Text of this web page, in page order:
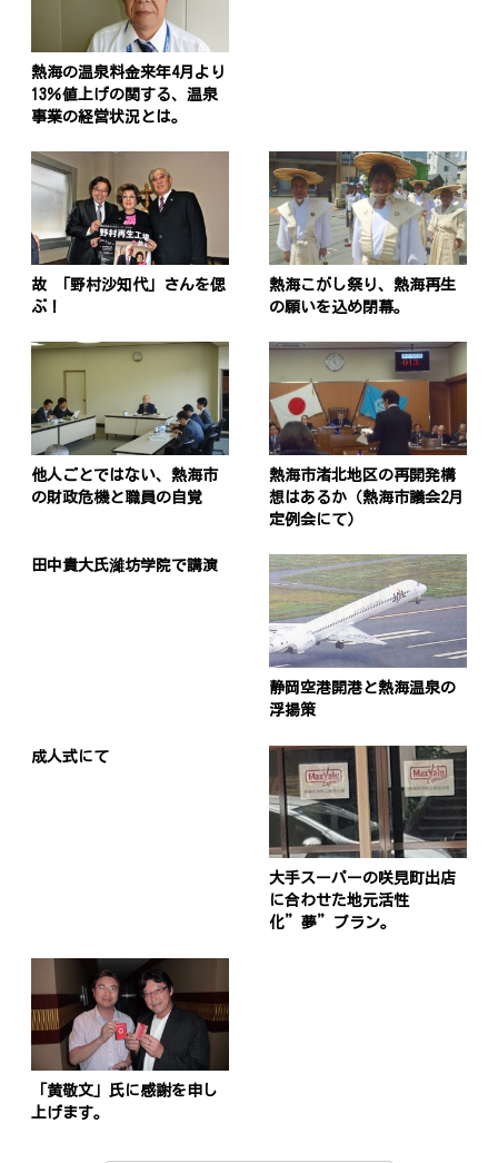
熱海の温泉料金来年4月より
13％値上げの関する、温泉
事業の経営状況とは。
故 「野村沙知代」さんを偲
ぶ！
熱海こがし祭り、熱海再生
の願いを込め閉幕。
他人ごとではない、熱海市
の財政危機と職員の自覚
熱海市渚北地区の再開発構
想はあるか（熱海市議会2月
定例会にて）
田中貴大氏濰坊学院で講演
静岡空港開港と熱海温泉の
浮揚策
成人式にて
大手スーパーの咲見町出店
に合わせた地元活性
化”夢”プラン。
「黄敬文」氏に感謝を申し
上げます。